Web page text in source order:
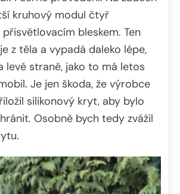
kruhový modul čtyř
bleskem. Ten
z těla a vypadá daleko lépe,
levé straně, jako to má letos
Je jen škoda, že výrobce
silikonový kryt, aby bylo
Osobně bych tedy zvážil